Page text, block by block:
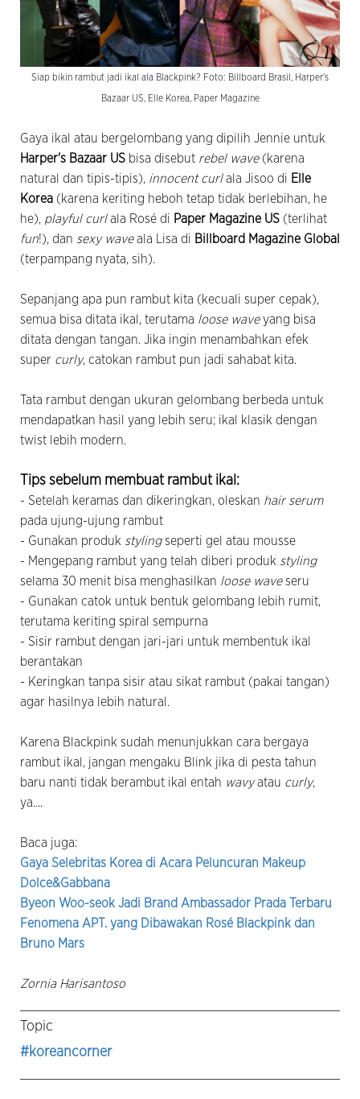
Siap bikin rambut jadi ikal ala Blackpink? Foto: Billboard Brasil, Harper's
Bazaar US, Elle Korea, Paper Magazine
Gaya ikal atau bergelombang yang dipilih Jennie untuk
Harper's Bazaar US bisa disebut rebel wave(karena
natural dan tipis-tipis), innocent curlala Jisoo di Elle
Korea (karena keriting heboh tetap tidak berlebihan, he
he), playful curlala Rosé di Paper Magazine US (terlihat
fun!), dan sexy waveala Lisa di Billboard Magazine Global
(terpampang nyata, sih).
Sepanjang apa pun rambut kita (kecuali super cepak),
semua bisa ditata ikal, terutama loose waveyang bisa
ditata dengan tangan. Jika ingin menambahkan efek
super curly, catokan rambut pun jadi sahabat kita.
Tata rambut dengan ukuran gelombang berbeda untuk
mendapatkan hasil yang lebih seru; ikal klasik dengan
twist lebih modern.
Tips sebelum membuat rambut ikal:
- Setelah keramas dan dikeringkan, oleskan hair serum
pada ujung-ujung rambut
- Gunakan produk stylingseperti gel atau mousse
- Mengepang rambut yang telah diberi produk styling
selama 30 menit bisa menghasilkan loose waveseru
- Gunakan catok untuk bentuk gelombang lebih rumit,
terutama keriting spiral sempurna
- Sisir rambut dengan jari-jari untuk membentuk ikal
berantakan
- Keringkan tanpa sisir atau sikat rambut (pakai tangan)
agar hasilnya lebih natural.
Karena Blackpink sudah menunjukkan cara bergaya
rambut ikal, jangan mengaku Blink jika di pesta tahun
baru nanti tidak berambut ikal entah wavyatau curly,
ya....
Baca juga:
Gaya Selebritas Korea di Acara Peluncuran Makeup
Dolce&Gabbana
Byeon Woo-seok Jadi Brand Ambassador Prada Terbaru
Fenomena APT. yang Dibawakan Rosé Blackpink dan
Bruno Mars
Zornia Harisantoso
Topic
#koreancorner